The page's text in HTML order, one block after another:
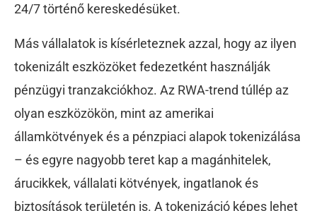
24/7 történő kereskedésüket.
Más vállalatok is kísérleteznek azzal, hogy az ilyen
tokenizált eszközöket fedezetként használják
pénzügyi tranzakciókhoz. Az RWA-trend túllép az
olyan eszközökön, mint az amerikai
államkötvények és a pénzpiaci alapok tokenizálása
– és egyre nagyobb teret kap a magánhitelek,
árucikkek, vállalati kötvények, ingatlanok és
biztosítások területén is. A tokenizáció képes lehet